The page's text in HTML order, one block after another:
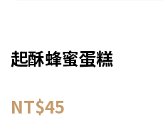
起酥蜂蜜蛋糕
NT$45